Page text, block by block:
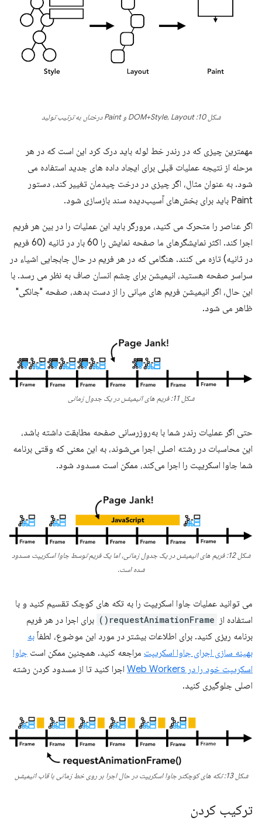
شکل 10: DOM+Style، Layout و Paint درختان به ترتیب تولید
مهمترین چیزی که در رندر خط لوله باید درک کرد این است که در هر
مرحله از نتیجه عملیات قبلی برای ایجاد داده های جدید استفاده می
شود. به عنوان مثال، اگر چیزی در درخت چیدمان تغییر کند، دستور
Paint باید برای بخش‌های آسیب‌دیده سند بازسازی شود.
اگر عناصر را متحرک می کنید، مرورگر باید این عملیات را در بین هر فریم
اجرا کند. اکثر نمایشگرهای ما صفحه نمایش را 60 بار در ثانیه (60 فریم
در ثانیه) تازه می کنند. هنگامی که در هر فریم در حال جابجایی اشیاء در
سراسر صفحه هستید، انیمیشن برای چشم انسان صاف به نظر می رسد. با
این حال، اگر انیمیشن فریم های میانی را از دست بدهد، صفحه "جانکی"
ظاهر می شود.
شکل 11: فریم های انیمیشن در یک جدول زمانی
حتی اگر عملیات رندر شما با به‌روزرسانی صفحه مطابقت داشته باشد،
این محاسبات در رشته اصلی اجرا می‌شوند، به این معنی که وقتی برنامه
شما جاوا اسکریپت را اجرا می‌کند، ممکن است مسدود شود.
شکل 12: فریم های انیمیشن در یک جدول زمانی، اما یک فریم توسط جاوا اسکریپت مسدود
شده است.
می توانید عملیات جاوا اسکریپت را به تکه های کوچک تقسیم کنید و با
استفاده از requestAnimationFrame()
برای اجرا در هر فریم
برنامه ریزی کنید. برای اطلاعات بیشتر در مورد این موضوع، لطفاً به
بهینه سازی اجرای جاوا اسکریپت مراجعه کنید. همچنین ممکن است جاوا
اسکریپت خود را در Web Workers
اجرا کنید تا از مسدود کردن رشته
اصلی جلوگیری کنید.
شکل 13: تکه های کوچکتر جاوا اسکریپت در حال اجرا بر روی خط زمانی با قاب انیمیشن
ترکیب کردن